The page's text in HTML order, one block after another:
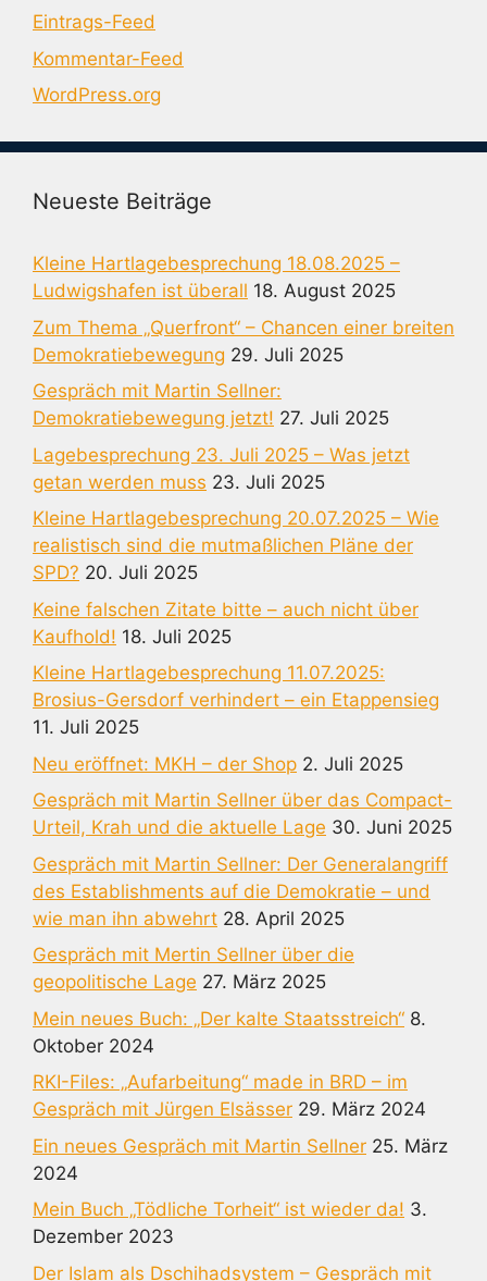
Eintrags-Feed
Kommentar-Feed
WordPress.org
Neueste Beiträge
Kleine Hartlagebesprechung 18.08.2025 –
Ludwigshafen ist überall 18. August 2025
Zum Thema „Querfront“ – Chancen einer breiten
Demokratiebewegung 29. Juli 2025
Gespräch mit Martin Sellner:
Demokratiebewegung jetzt! 27. Juli 2025
Lagebesprechung 23. Juli 2025 – Was jetzt
getan werden muss 23. Juli 2025
Kleine Hartlagebesprechung 20.07.2025 – Wie
realistisch sind die mutmaßlichen Pläne der
SPD? 20. Juli 2025
Keine falschen Zitate bitte – auch nicht über
Kaufhold! 18. Juli 2025
Kleine Hartlagebesprechung 11.07.2025:
Brosius-Gersdorf verhindert – ein Etappensieg
11. Juli 2025
Neu eröffnet: MKH – der Shop 2. Juli 2025
Gespräch mit Martin Sellner über das Compact-
Urteil, Krah und die aktuelle Lage 30. Juni 2025
Gespräch mit Martin Sellner: Der Generalangriff
des Establishments auf die Demokratie – und
wie man ihn abwehrt 28. April 2025
Gespräch mit Mertin Sellner über die
geopolitische Lage 27. März 2025
Mein neues Buch: „Der kalte Staatsstreich“ 8.
Oktober 2024
RKI-Files: „Aufarbeitung“ made in BRD – im
Gespräch mit Jürgen Elsässer 29. März 2024
Ein neues Gespräch mit Martin Sellner 25. März
2024
Mein Buch „Tödliche Torheit“ ist wieder da! 3.
Dezember 2023
Der Islam als Dschihadsystem – Gespräch mit